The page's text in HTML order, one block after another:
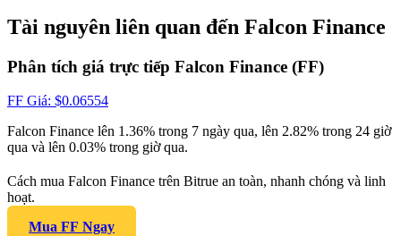
Tài nguyên liên quan đến Falcon Finance
Phân tích giá trực tiếp Falcon Finance (FF)
FF Giá: $0.06554
Falcon Finance lên 1.36% trong 7 ngày qua, lên 2.82% trong 24 giờ
qua và lên 0.03% trong giờ qua.
Cách mua Falcon Finance trên Bitrue an toàn, nhanh chóng và linh
hoạt.
Mua FF Ngay